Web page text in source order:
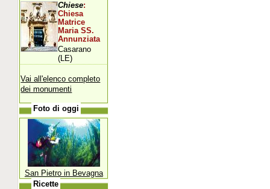
Chiese:
Chiesa
Matrice
Maria SS.
Annunziata
Casarano
(LE)
Vai all'elenco completo
dei monumenti
Foto di oggi
San Pietro in Bevagna
Ricette